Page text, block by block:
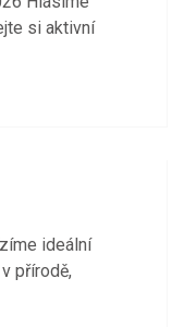
si aktivní
ideální
přírodě,